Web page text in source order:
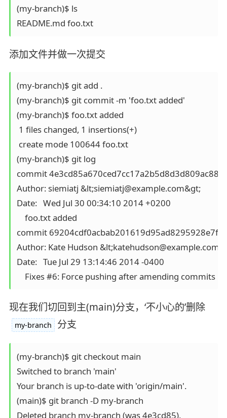
(my-branch)$ ls
README.md foo.txt
添加文件并做一次提交
(my-branch)$ git add .
(my-branch)$ git commit -m 'foo.txt added'
(my-branch)$ foo.txt added
1 files changed, 1 insertions(+)
create mode 100644 foo.txt
(my-branch)$ git log
commit
Author: siemiatj &lt;siemiatj@example.com&gt;
Date:   Wed Jul 30 00:34:10 2014 +0200
    foo.txt added
commit
Author: Kate Hudson
Date:   Tue Jul 29 13:14:46 2014 -0400
    Fixes #6: Force pushing after amending commits
现在我们切回到主(main)分支，‘不小心的’删除
my-branch 分支
(my-branch)$ git checkout main
Switched to branch 'main'
Your branch is up-to-date with 'origin/main'.
(main)$ git branch -D my-branch
Deleted branch my-branch (was 4e3cd85).